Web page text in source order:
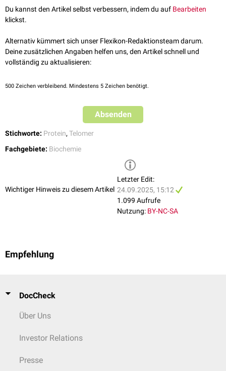
10.2147/CIA.S256425. PMID: 32581523; PMCID: PMC7276337.
Du kannst den Artikel selbst verbessern, indem du auf Bearbeiten
klickst.
Alternativ kümmert sich unser Flexikon-Redaktionsteam darum.
Deine zusätzlichen Angaben helfen uns, den Artikel schnell und
vollständig zu aktualisieren:
500 Zeichen verbleibend. Mindestens 5 Zeichen benötigt.
Absenden
Stichworte: Protein, Telomer
Fachgebiete: Biochemie
Wichtiger Hinweis zu diesem Artikel
Letzter Edit:
24.09.2025, 15:12
1.099 Aufrufe
Nutzung: BY-NC-SA
Empfehlung
DocCheck
Über Uns
Investor Relations
Presse